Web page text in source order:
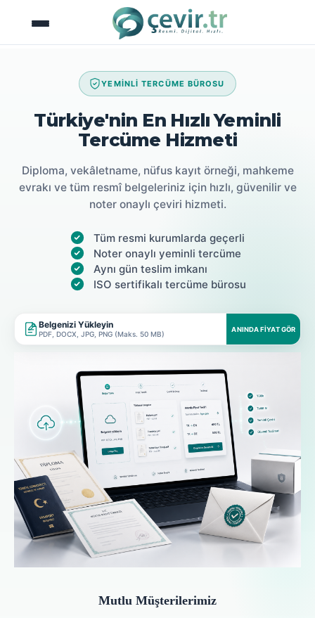
YEMİNLİ TERCÜME BÜROSU
Türkiye'nin En Hızlı Yeminli
Tercüme Hizmeti
Diploma, vekâletname, nüfus kayıt örneği, mahkeme
evrakı ve tüm resmî belgeleriniz için hızlı, güvenilir ve
noter onaylı çeviri hizmeti.
Tüm resmi kurumlarda geçerli
Noter onaylı yeminli tercüme
Aynı gün teslim imkanı
ISO sertifikalı tercüme bürosu
Belgenizi Yükleyin
PDF, DOCX, JPG, PNG (Maks. 50 MB)
ANINDA FIYAT GÖR
Mutlu Müşterilerimiz